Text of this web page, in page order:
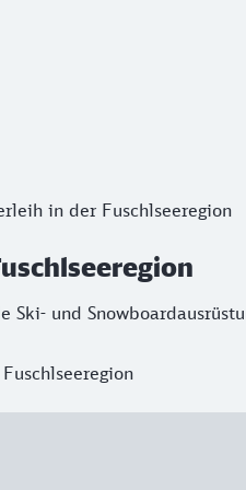
in der Fuschlseeregion
Ski- und